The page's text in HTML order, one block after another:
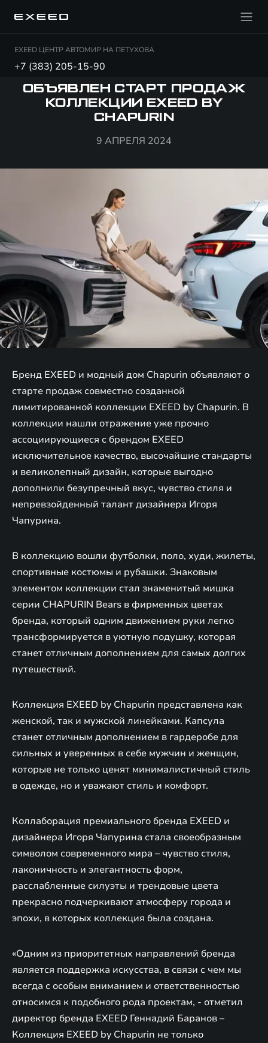
EXEED ЦЕНТР АВТОМИР НА ПЕТУХОВА
+7 (383) 205-15-90
ОБЪЯВЛЕН СТАРТ ПРОДАЖ
КОЛЛЕКЦИИ EXEED BY
CHAPURIN
9 АПРЕЛЯ 2024
Бренд EXEED и модный дом Chapurin объявляют о
старте продаж совместно созданной
лимитированной коллекции EXEED by Chapurin. В
коллекции нашли отражение уже прочно
ассоциирующиеся с брендом EXEED
исключительное качество, высочайшие стандарты
и великолепный дизайн, которые выгодно
дополнили безупречный вкус, чувство стиля и
непревзойденный талант дизайнера Игоря
Чапурина.
В коллекцию вошли футболки, поло, худи, жилеты,
спортивные костюмы и рубашки. Знаковым
элементом коллекции стал знаменитый мишка
серии CHAPURIN Bears в фирменных цветах
бренда, который одним движением руки легко
трансформируется в уютную подушку, которая
станет отличным дополнением для самых долгих
путешествий.
Коллекция EXEED by Chapurin представлена как
женской, так и мужской линейками. Капсула
станет отличным дополнением в гардеробе для
сильных и уверенных в себе мужчин и женщин,
которые не только ценят минималистичный стиль
в одежде, но и уважают стиль и комфорт.
Коллаборация премиального бренда EXEED и
дизайнера Игоря Чапурина стала своеобразным
символом современного мира – чувство стиля,
лаконичность и элегантность форм,
расслабленные силуэты и трендовые цвета
прекрасно подчеркивают атмосферу города и
эпохи, в которых коллекция была создана.
«Одним из приоритетных направлений бренда
является поддержка искусства, в связи с чем мы
всегда с особым вниманием и ответственностью
относимся к подобного рода проектам, - отметил
директор бренда EXEED Геннадий Баранов –
Коллекция EXEED by Chapurin не только